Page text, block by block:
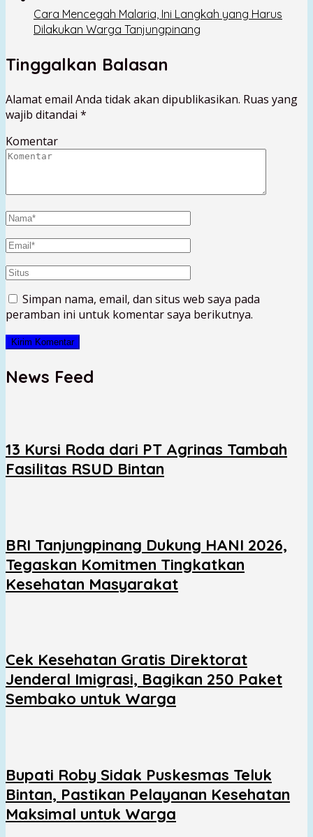
Cara Mencegah Malaria, Ini Langkah yang Harus
Dilakukan Warga Tanjungpinang
Tinggalkan Balasan
Alamat email Anda tidak akan dipublikasikan. Ruas yang
wajib ditandai *
Komentar
Simpan nama, email, dan situs web saya pada
peramban ini untuk komentar saya berikutnya.
News Feed
13 Kursi Roda dari PT Agrinas Tambah
Fasilitas RSUD Bintan
BRI Tanjungpinang Dukung HANI 2026,
Tegaskan Komitmen Tingkatkan
Kesehatan Masyarakat
Cek Kesehatan Gratis Direktorat
Jenderal Imigrasi, Bagikan 250 Paket
Sembako untuk Warga
Bupati Roby Sidak Puskesmas Teluk
Bintan, Pastikan Pelayanan Kesehatan
Maksimal untuk Warga